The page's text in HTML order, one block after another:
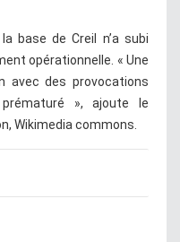
base de Creil n’a subi
opérationnelle. « Une
avec des provocations
», ajoute le
Wikimedia commons.